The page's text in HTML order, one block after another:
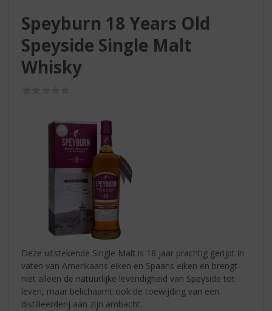
Speyburn 18 Years Old
Speyside Single Malt
Whisky
Deze uitstekende Single Malt is 18 jaar prachtig gerijpt in
vaten van Amerikaans eiken en Spaans eiken en brengt
niet alleen de natuurlijke levendigheid van Speyside tot
leven, maar belichaamt ook de toewijding van een
distilleerderij aan zijn ambacht.